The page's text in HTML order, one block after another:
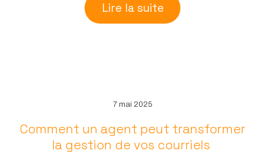
Lire la suite
7 mai 2025
Comment un agent peut transformer
la gestion de vos courriels